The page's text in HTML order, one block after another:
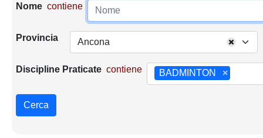
Nome contiene
Provincia Ancona
Discipline Praticate contiene ×
BADMINTON
Cerca